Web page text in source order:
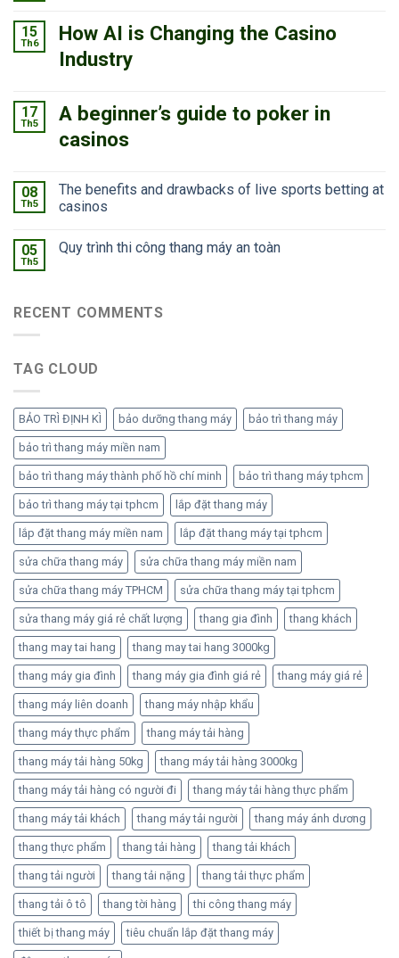
15
Th6
How AI is Changing the Casino
Industry
17
Th5
A beginner’s guide to poker in
casinos
08
Th5
The benefits and drawbacks of live sports betting at
casinos
05
Th5
Quy trình thi công thang máy an toàn
RECENT COMMENTS
TAG CLOUD
BẢO TRÌ ĐỊNH KÌ bảo dưỡng thang máy bảo trì thang máy
bảo trì thang máy miền nam
bảo trì thang máy thành phố hồ chí minh bảo trì thang máy tphcm
bảo trì thang máy tại tphcm lắp đặt thang máy
lắp đặt thang máy miền nam lắp đặt thang máy tại tphcm
sửa chữa thang máy sửa chữa thang máy miền nam
sửa chữa thang máy TPHCM sửa chữa thang máy tại tphcm
sửa thang máy giá rẻ chất lượng thang gia đình thang khách
thang may tai hang thang may tai hang 3000kg
thang máy gia đình thang máy gia đình giá rẻ thang máy giá rẻ
thang máy liên doanh thang máy nhập khẩu
thang máy thực phẩm thang máy tải hàng
thang máy tải hàng 50kg thang máy tải hàng 3000kg
thang máy tải hàng có người đi thang máy tải hàng thực phẩm
thang máy tải khách thang máy tải người thang máy ánh dương
thang thực phẩm thang tải hàng thang tải khách
thang tải người thang tải nặng thang tải thực phẩm
thang tải ô tô thang tời hàng thi công thang máy
thiết bị thang máy tiêu chuẩn lắp đặt thang máy